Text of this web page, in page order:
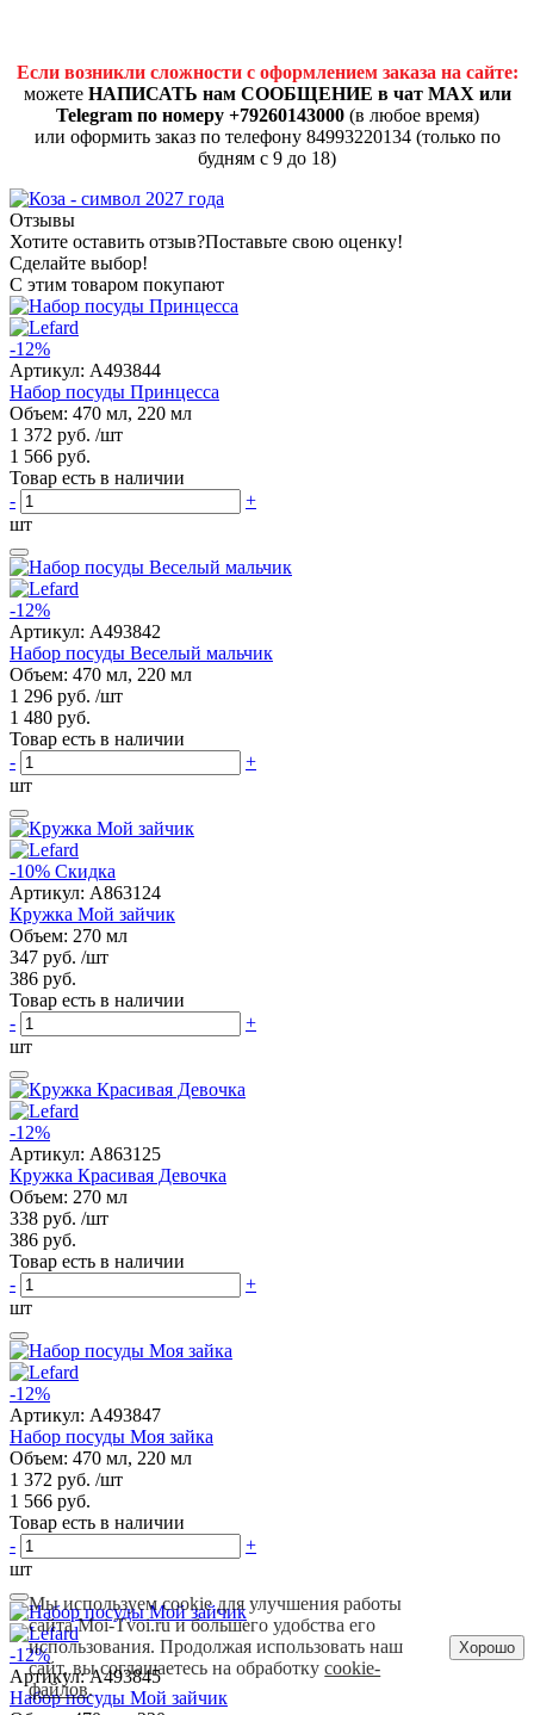
Если возникли сложности с оформлением заказа на сайте:
можете НАПИСАТЬ нам СООБЩЕНИЕ в чат MAX или
Telegram по номеру +79260143000(в любое время)
или оформить заказ по телефону 84993220134 (только по
будням с 9 до 18)
Отзывы
Хотите оставить отзыв?Поставьте свою оценку!
Сделайте выбор!
С этим товаром покупают
-12%
Артикул: A493844
Набор посуды Принцесса
Объем: 470 мл, 220 мл
1 372 руб. /шт
1 566 руб.
Товар есть в наличии
-
+
шт
-12%
Артикул: A493842
Набор посуды Веселый мальчик
Объем: 470 мл, 220 мл
1 296 руб. /шт
1 480 руб.
Товар есть в наличии
-
+
шт
-10% Скидка
Артикул: A863124
Кружка Мой зайчик
Объем: 270 мл
347 руб. /шт
386 руб.
Товар есть в наличии
-
+
шт
-12%
Артикул: A863125
Кружка Красивая Девочка
Объем: 270 мл
338 руб. /шт
386 руб.
Товар есть в наличии
-
+
шт
-12%
Артикул: A493847
Набор посуды Моя зайка
Объем: 470 мл, 220 мл
1 372 руб. /шт
1 566 руб.
Товар есть в наличии
-
+
шт
-12%
Артикул:A493845
Набор посуды Мой зайчик
Мы используем cookie для улучшения работы
сайта Moi-Tvoi.ru и большего удобства его
использования. Продолжая использовать наш
сайт, вы соглашаетесь на обработкуcookie-
файлов.
Хорошо